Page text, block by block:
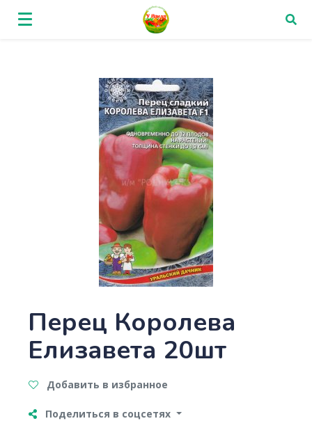
Перец Королева
Елизавета 20шт
Добавить в избранное
Поделиться в соцсетях